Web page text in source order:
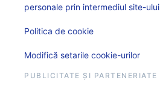
personale prin intermediul site-ului
Politica de cookie
Modifică setarile cookie-urilor
PUBLICITATE ȘI PARTENERIATE